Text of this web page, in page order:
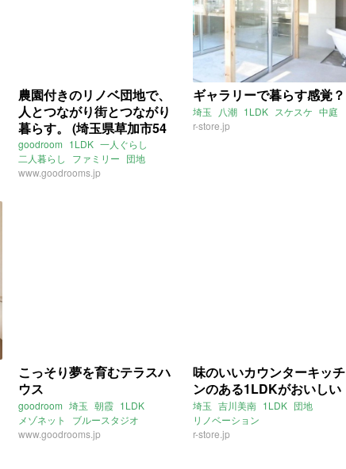
農園付きのリノベ団地で、
人とつながり街とつながり
暮らす。 (埼玉県草加市54
㎡の賃貸物件)
goodroom 1LDK 一人ぐらし
二人暮らし
ファミリー 団地
リノベ 農園 コミュニティー
www.goodrooms.jp
ギャラリーで暮らす感覚？
埼玉 八潮 1LDK スケスケ 中庭
r-store.jp
こっそり夢を育むテラスハ
ウス
goodroom 埼玉 朝霞 1LDK
メゾネット
ブルースタジオ
www.goodrooms.jp
味のいいカウンターキッチ
ンのある1LDKがおいしい
埼玉 吉川美南 1LDK 団地
リノベーション
r-store.jp